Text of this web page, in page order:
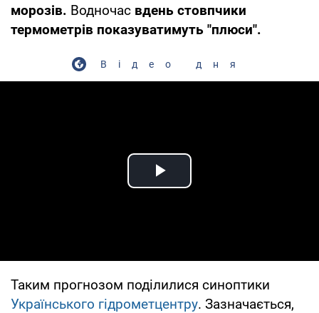
морозів. Водночас вдень стовпчики
термометрів показуватимуть "плюси".
Відео дня
Play Video
Таким прогнозом поділилися синоптики
Українського гідрометцентру. Зазначається,